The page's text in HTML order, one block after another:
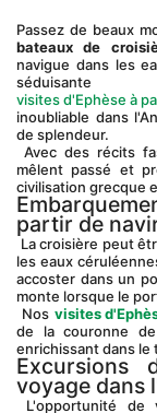
Passez de beaux
bateaux de
navigue dans les
visites d'Ephèse à
inoubliable dans
de splendeur.
mêlent passé et
civilisation grecque
partir de
les eaux
accoster dans un
monte lorsque le
Nos visites
de la couronne
enrichissant dans le
Excursions
voyage dans